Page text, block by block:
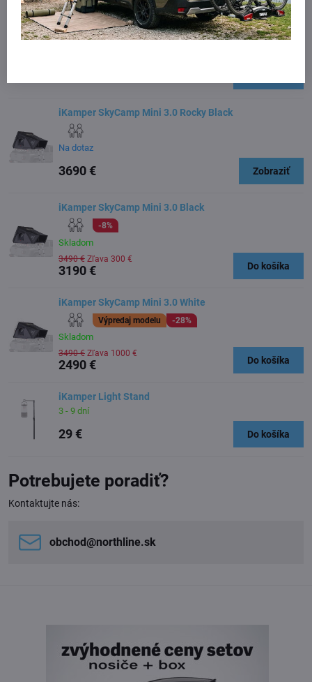
iKamper SkyCamp 3.0 White
iKamper SkyCamp Mini 3.0 Rocky Black
Na dotaz
3690 € Zobraziť
iKamper SkyCamp Mini 3.0 Black
-8%
Skladom
3190 €
3490 € Zľava 300 €
Do košíka
iKamper SkyCamp Mini 3.0 White
Výpredaj modelu -28%
Skladom
2490 €
3490 € Zľava 1000 €
Do košíka
iKamper Light Stand
3 - 9 dní
29 € Do košíka
Potrebujete poradiť?
Kontaktujte nás:
obchod​@northline​.sk